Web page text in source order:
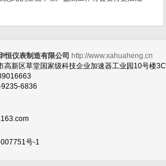
恒仪表制造有限公司 http://www.xahuaheng.cn
高新区草堂国家级科技企业加速器工业园10号楼3C
9235-6836
号-1